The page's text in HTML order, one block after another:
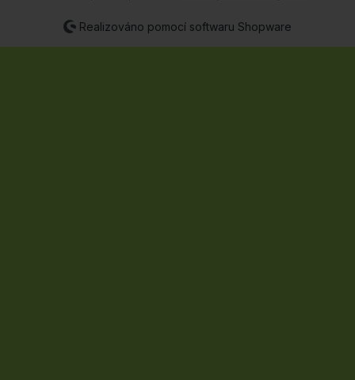
Realizováno pomocí softwaru Shopware